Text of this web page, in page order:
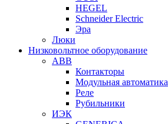
HEGEL
Schneider Electric
Эра
Люки
Низковольтное оборудование
ABB
Контакторы
Модульная автоматика
Реле
Рубильники
ИЭК